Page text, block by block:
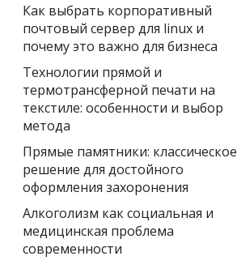
Как выбрать корпоративный
почтовый сервер для linux и
почему это важно для бизнеса
Технологии прямой и
термотрансферной печати на
текстиле: особенности и выбор
метода
Прямые памятники: классическое
решение для достойного
оформления захоронения
Алкоголизм как социальная и
медицинская проблема
современности